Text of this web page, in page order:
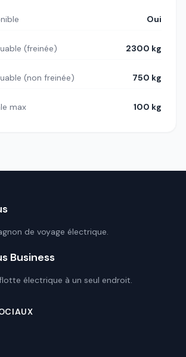
Oui
(freinée) 2300 kg
(non freinée) 750 kg
max 100 kg
de voyage électrique.
Business
électrique à un seul endroit.